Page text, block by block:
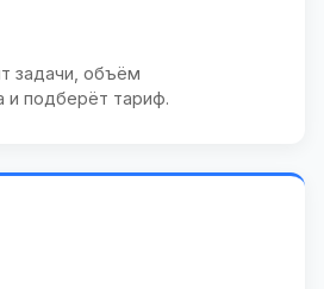
задачи, объём
и подберёт тариф.